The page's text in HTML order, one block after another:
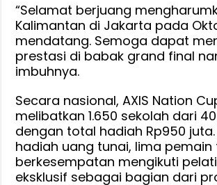
“Selamat berjuang
Kalimantan di Jakarta pada
mendatang. Semoga dapat
prestasi di babak grand final
imbuhnya.
Secara nasional, AXIS Nation
melibatkan 1.650 sekolah dari
dengan total hadiah Rp950 juta.
hadiah uang tunai, lima pemain
berkesempatan mengikuti
eksklusif sebagai bagian dari